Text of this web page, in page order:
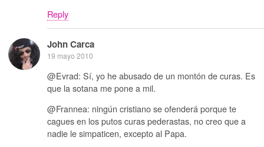
Reply
John Carca
19 mayo 2010
@Evrad: Sí, yo he abusado de un montón de curas. Es
que la sotana me pone a mil.
@Frannea: ningún cristiano se ofenderá porque te
cagues en los putos curas pederastas, no creo que a
nadie le simpaticen, excepto al Papa.